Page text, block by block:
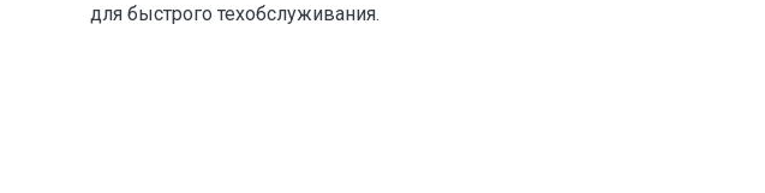
для быстрого техобслуживания.